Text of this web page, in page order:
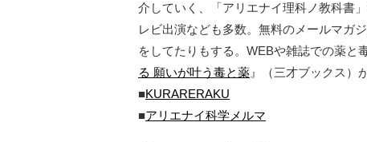
介していく、「アリエナイ理科ノ教科書
レビ出演なども多数。無料のメールマガ
をしてたりもする。WEBや雑誌での薬と
る 願いが叶う毒と薬 』（三才ブックス）
■KURARERAKU
■アリエナイ科学メルマ